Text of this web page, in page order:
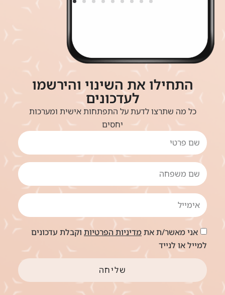
התחילו את השינוי והירשמו
לעדכונים
כל מה שתרצו לדעת על התפתחות אישית ומערכות
יחסים
אני מאשר/ת אתמדיניות הפרטיותוקבלת עדכונים
למייל או לנייד
שליחה